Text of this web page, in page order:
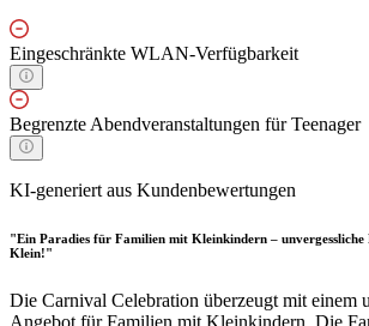
Eingeschränkte WLAN-Verfügbarkeit
Begrenzte Abendveranstaltungen für Teenager
KI-generiert aus Kundenbewertungen
"Ein Paradies für Familien mit Kleinkindern – unvergessliche
Klein!"
Die Carnival Celebration überzeugt mit einem